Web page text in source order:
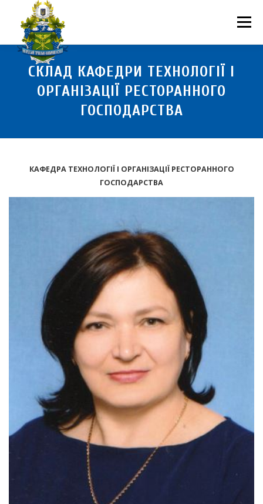
Меню
ПРО НАС НАУКОВА ДІЯЛЬНІСТЬ СТУДЕНТУ
ВСТУП 2026 ВОЛОНТЕРСТВО
СКЛАД КАФЕДРИ ТЕХНОЛОГІЇ І
ОРГАНІЗАЦІЇ РЕСТОРАННОГО
ГОСПОДАРСТВА
КАФЕДРА ТЕХНОЛОГІЇ І ОРГАНІЗАЦІЇ РЕСТОРАННОГО
ГОСПОДАРСТВА